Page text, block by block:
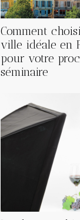
Comment
ville idéale en
pour votre
séminaire